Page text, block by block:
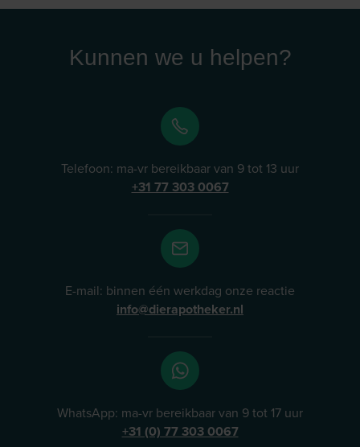
Kunnen we u helpen?
Telefoon: ma-vr bereikbaar van 9 tot 13 uur
+31 77 303 0067
E-mail: binnen één werkdag onze reactie
info@dierapotheker.nl
WhatsApp: ma-vr bereikbaar van 9 tot 17 uur
+31 (0) 77 303 0067